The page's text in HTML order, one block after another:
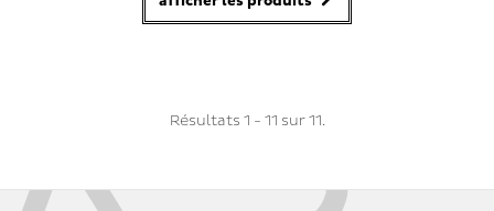
Résultats 1 - 11 sur 11.